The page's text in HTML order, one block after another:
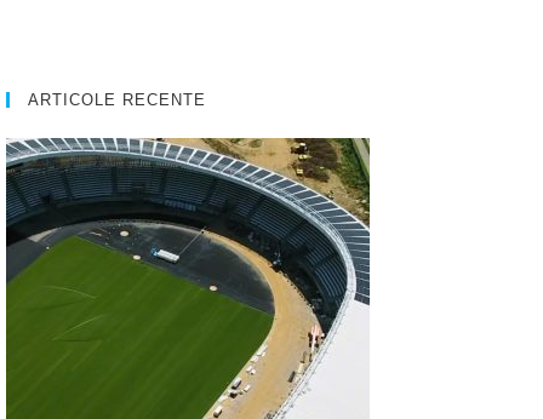
ARTICOLE RECENTE